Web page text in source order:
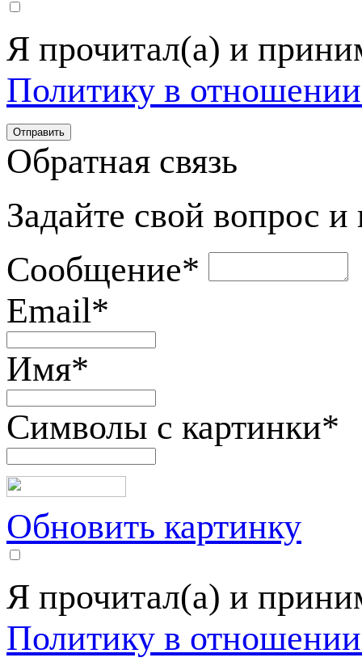
Я прочитал(а) и
Политику в
Обратная связь
Задайте свой вопрос
Сообщение*
Email*
Имя*
Символы с картинки*
Обновить картинку
Я прочитал(а) и
Политику в